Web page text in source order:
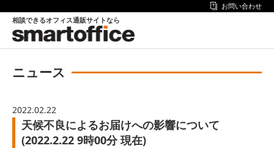
お問い合わせ
相談できるオフィス通販サイトなら
ニュース
2022.02.22
天候不良によるお届けへの影響について
(2022.2.22 9時00分 現在)